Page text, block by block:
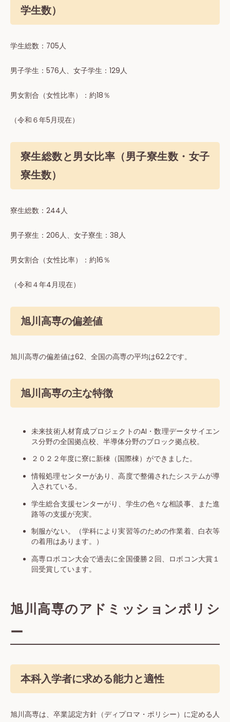
学生数）
学⽣総数：705⼈
男⼦学⽣：576⼈、⼥⼦学⽣：129⼈
男⼥割合（女性⽐率）：約18％
（令和６年5月現在）
寮生総数と男女比率（男子寮生数・女子
寮生数）
寮⽣総数：244⼈
男⼦寮⽣：206⼈、⼥⼦寮⽣：38⼈
男⼥割合（女性⽐率）：約16％
（令和４年4月現在）
旭川高専の偏差値
旭川高専の偏差値は62、全国の高専の平均は62.2です。
旭川高専の主な特徴
未来技術人材育成プロジェクトのAI・数理データサイエン
ス分野の全国拠点校、半導体分野のブロック拠点校。
２０２２年度に寮に新棟（国際棟）ができました。
情報処理センターがあり、高度で整備されたシステムが導
入されている。
学生総合支援センターがり、学生の色々な相談事、また進
路等の支援が充実。
制服がない。（学科により実習等のための作業着、白衣等
の着用はあります。）
高専ロボコン大会で過去に全国優勝２回、ロボコン大賞１
回受賞しています。
旭川高専のアドミッションポリシ
ー
本科入学者に求める能力と適性
旭川高専は、卒業認定方針（ディプロマ・ポリシー）に定める人